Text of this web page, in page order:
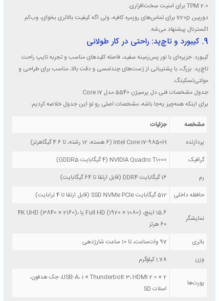
TPM 2.0 برای امنیت سخت‌افزاری.
دوربین 720p برای تماس‌های روزمره کافیه، ولی اگه کیفیت بالاتری بخوای، وب‌کم
اکسترنال پیشنهاد می‌شه.
9. کیبورد و تاچ‌پد: راحتی در کار طولانی
کیبورد: جزیره‌ای با نور پس‌زمینه سفید، فاصله کلیدهای مناسب و تجربه تایپ راحت.
تاچ‌پد: بزرگ، با پشتیبانی از ژست‌های چندلمسی و دقت بالا، مناسب برای طراحی و
مولتی‌تسکینگ.
جدول مشخصات فنی دل پرسیژن 5540 مدل Core i7
برای اینکه همه‌چیز یه‌جا باشه، مشخصات اصلی رو تو این جدول خلاصه کردیم:
مشخصه
جزئیات
پردازنده
Intel Core i7-9850H (6 هسته، 12 رشته، تا 4.6 گیگاهرتز)
گرافیک
NVIDIA Quadro T1000 (4 گیگابایت GDDR5)
رم
16 گیگابایت DDR4 (قابل ارتقا تا 64 گیگابایت)
حافظه داخلی
512 گیگابایت SSD NVMe PCIe (قابل ارتقا تا 4 ترابایت)
نمایشگر
15.6 اینچ، Full HD (1920 × 1080) یا 4K UHD (3840 × 2160)،
60 هرتز
باتری
97 وات‌ساعت، تا 10 ساعت شارژدهی
وزن
1.78 کیلوگرم
پورت‌ها
2 × USB-A، 1 × Thunderbolt 3، HDMI 2.0، جک هدفون،
اسلات SD